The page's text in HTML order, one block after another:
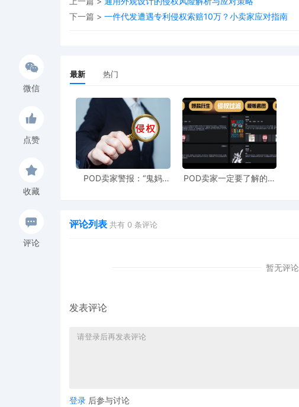
使用专业检测工具扫描产品侵权风险
二、上架准备：构建安全Listing
内容审核标准化
产品描述
：剔除他人商标、专利词汇
图片素材：确保原创或获得合法授权
关键词设置：避免使用知名品牌术语
在平台内搜索同类产品，观察潜在风险
确保描述、图片、关键词三位一体的安全性
微信
点赞
收藏
评论
下一篇 > 一件代发遭遇专利侵权索赔10万？小卖家应对指南
最新 热门
POD卖家警报：“鬼妈
POD卖家一定要了解的AI
评论列表 共有 0 条评论
暂无评论
发表评论
登录 后参与讨论